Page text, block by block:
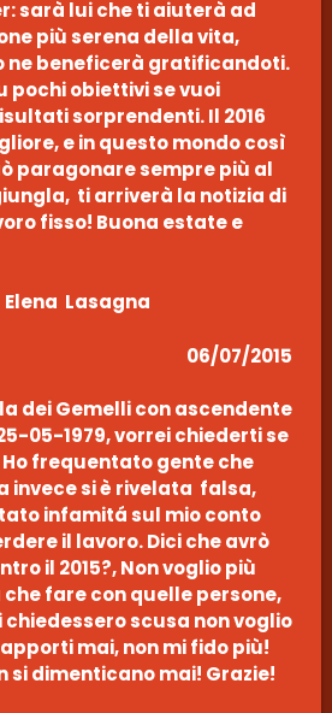
sarà lui che ti aiuterà ad
più serena della vita,
ne beneficerà gratificandoti.
pochi obiettivi se vuoi
sorprendenti. Il 2016
e in questo mondo così
paragonare sempre più al
ti arriverà la notizia di
fisso! Buona estate e
Elena Lasagna
06/07/2015
dei Gemelli con ascendente
05-1979, vorrei chiederti se
frequentato gente che
invece si è rivelata falsa,
infamitá sul mio conto
il lavoro. Dici che avrò
il 2015?, Non voglio più
fare con quelle persone,
chiedessero scusa non voglio
mai, non mi fido più!
si dimenticano mai! Grazie!